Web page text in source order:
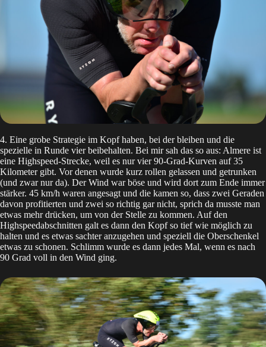
4. Eine grobe Strategie im Kopf haben, bei der bleiben und die
spezielle in Runde vier beibehalten. Bei mir sah das so aus: Almere ist
eine Highspeed-Strecke, weil es nur vier 90-Grad-Kurven auf 35
Kilometer gibt. Vor denen wurde kurz rollen gelassen und getrunken
(und zwar nur da). Der Wind war böse und wird dort zum Ende immer
stärker. 45 km/h waren angesagt und die kamen so, dass zwei Geraden
davon profitierten und zwei so richtig gar nicht, sprich da musste man
etwas mehr drücken, um von der Stelle zu kommen. Auf den
Highspeedabschnitten galt es dann den Kopf so tief wie möglich zu
halten und es etwas sachter anzugehen und speziell die Oberschenkel
etwas zu schonen. Schlimm wurde es dann jedes Mal, wenn es nach
90 Grad voll in den Wind ging.